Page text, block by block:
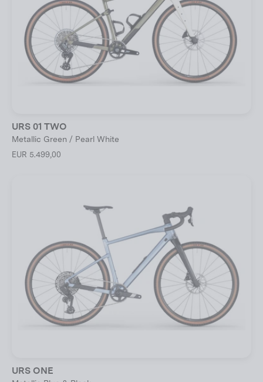
URS 01 TWO
Metallic Green / Pearl White
EUR 5.499,00
URS ONE